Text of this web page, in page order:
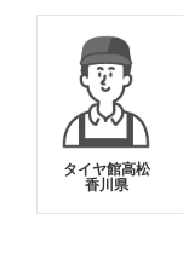
タイヤ館高松
香川県